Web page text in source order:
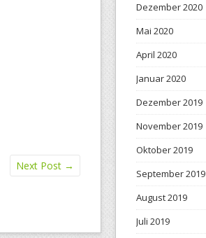
Next Post →
Dezember 2020
Mai 2020
April 2020
Januar 2020
Dezember 2019
November 2019
Oktober 2019
September 2019
August 2019
Juli 2019